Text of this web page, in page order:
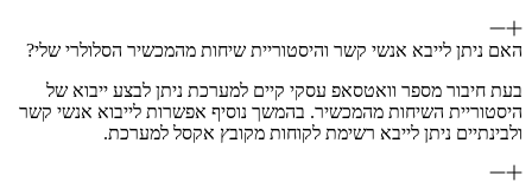
האם ניתן לייבא אנשי קשר והיסטוריית שיחות מהמכשיר הסלולרי שלי?
בעת חיבור מספר וואטסאפ עסקי קיים למערכת ניתן לבצע ייבוא של
היסטוריית השיחות מהמכשיר. בהמשך נוסיף אפשרות לייבוא אנשי קשר
ולבינתיים ניתן לייבא רשימת לקוחות מקובץ אקסל למערכת.